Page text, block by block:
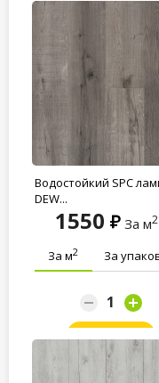
Водостойкий SPC
DEW...
1550 За м2
За м2 За